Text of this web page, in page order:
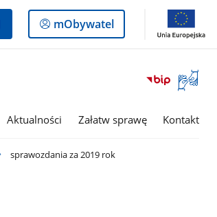
Logowanie
do
mObywatel
Otwórz
okno
Aktualności Załatw sprawę Kontakt
sprawozdania za 2019 rok